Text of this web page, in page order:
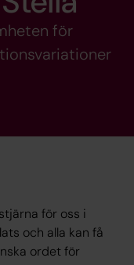
för
för oss i
och alla kan få
ordet för